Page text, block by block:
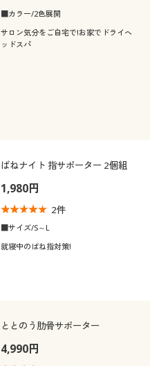
■カラー/2色展開
サロン気分をご自宅で!お家でドライヘ
ッドスパ
ばねナイト 指サポーター 2個組
1,980円
2件
■サイズ/S～L
就寝中のばね指対策!
ととのう肋骨サポーター
4,990円